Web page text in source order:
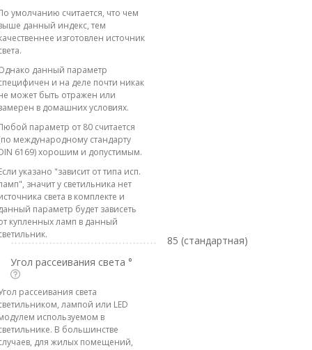
умолчанию считается, что чем
данный индекс, тем
изготовлен источник
данный параметр
и на деле почти никак
может быть отражен или
в домашних условиях.
параметр от 80 считается
международному стандарту
6169) хорошим и допустимым.
указано "зависит от типа исп.
значит у светильника нет
света в комплекте и
параметр будет зависеть
купленных ламп в данный
85 (стандартная)
Угол рассеивания света °
рассеивания света
лампой или LED
используемом в
В большинстве
для жилых помещений,